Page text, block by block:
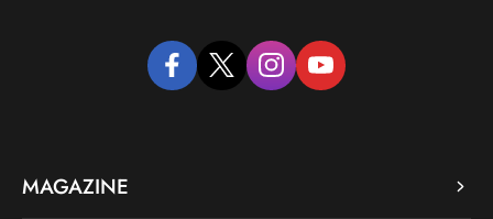
facebooktwitter instagramyoutube
MAGAZINE